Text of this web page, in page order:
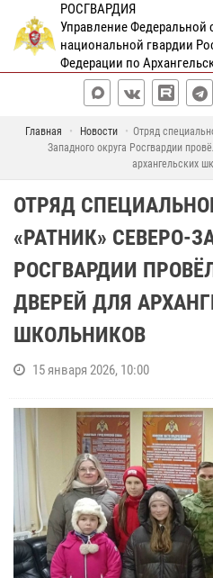
РОСГВАРДИЯ
Управление Федеральной
национальной гвардии
Федерации по
Главная Новости
Отряд
Западного округа Росгвардии
архангельских
ОТРЯД
«РАТНИК» СЕВЕРО-
РОСГВАРДИИ
ДВЕРЕЙ ДЛЯ
ШКОЛЬНИКОВ
15 января 2026, 10:00